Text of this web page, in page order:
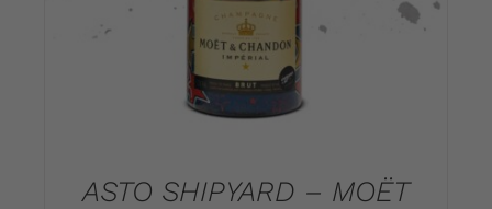
ASTO SHIPYARD – MOËT